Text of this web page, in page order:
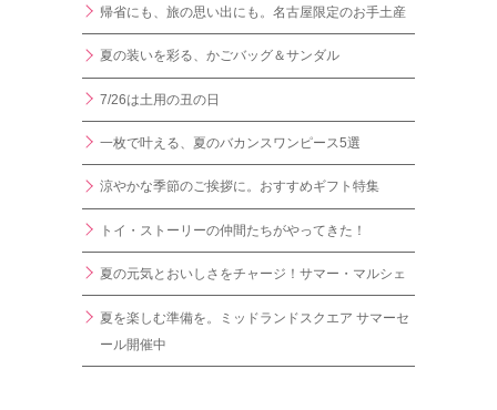
帰省にも、旅の思い出にも。名古屋限定のお手土産
夏の装いを彩る、かごバッグ＆サンダル
7/26は土用の丑の日
一枚で叶える、夏のバカンスワンピース5選
涼やかな季節のご挨拶に。おすすめギフト特集
トイ・ストーリーの仲間たちがやってきた！
夏の元気とおいしさをチャージ！サマー・マルシェ
夏を楽しむ準備を。ミッドランドスクエア サマーセ
ール開催中